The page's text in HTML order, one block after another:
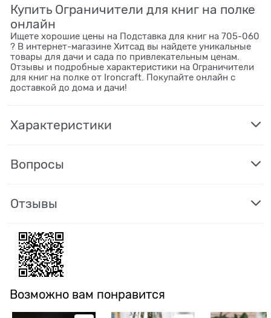
Купить Ограничители для книг на полке
онлайн
Ищете хорошие цены на Подставка для книг на 705-060
? В интернет-магазине Хитсад вы найдете уникальные
товары для дачи и сада по привлекательным ценам.
Отзывы и подробные характеристики на Ограничители
для книг на полке от Ironcraft. Покупайте онлайн с
доставкой до дома и дачи!
Характеристики
Вопросы
Отзывы
Возможно вам понравится